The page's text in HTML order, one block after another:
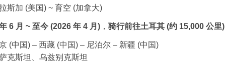
斯加 (美国) ~ 育空 (加拿大)
6 月 ~ 至今 (2026 年 4 月) ， 骑行前往土耳其 (约 15,000 公里)
(中国) – 西藏 (中国) – 尼泊尔 – 新疆 (中国)
克斯坦、乌兹别克斯坦